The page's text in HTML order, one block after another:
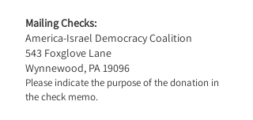
Mailing Checks:
America-Israel Democracy Coalition
543 Foxglove Lane
Wynnewood, PA 19096
Please indicate the purpose of the donation in
the check memo.